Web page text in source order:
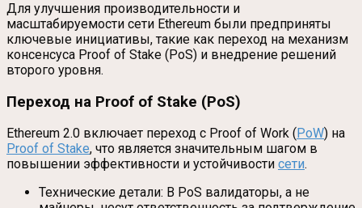
Для улучшения производительности и
масштабируемости сети Ethereum были предприняты
ключевые инициативы, такие как переход на механизм
консенсуса Proof of Stake (PoS) и внедрение решений
второго уровня.
Переход на Proof of Stake (PoS)
Ethereum 2.0 включает переход с Proof of Work ( PoW) на
Proof of Stake, что является значительным шагом в
повышении эффективности и устойчивости сети.
Технические детали: В PoS валидаторы, а не